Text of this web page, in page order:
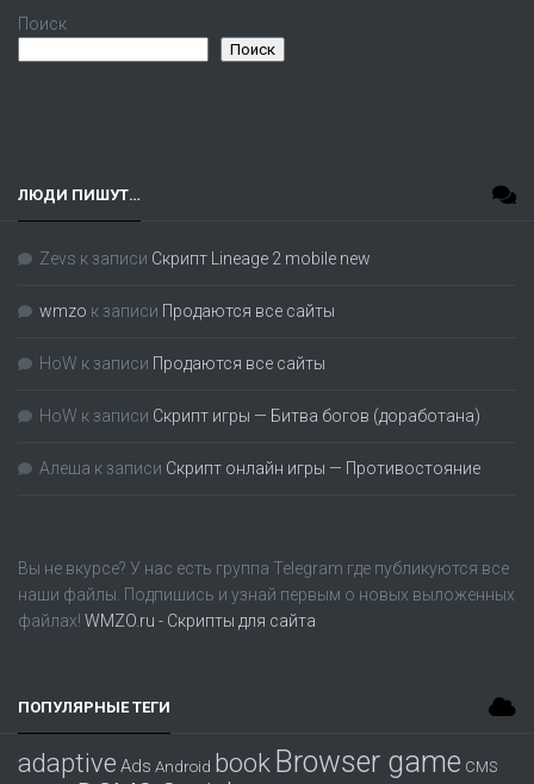
Поиск
Поиск
ЛЮДИ ПИШУТ…
Zevs к записи Скрипт Lineage 2 mobile new
wmzo к записи Продаются все сайты
HoW к записи Продаются все сайты
HoW к записи Скрипт игры — Битва богов (доработана)
Алеша к записи Скрипт онлайн игры — Противостояние
Вы не вкурсе? У нас есть группа Telegram где публикуются все
наши файлы. Подпишись и узнай первым о новых выложенных
файлах! WMZO.ru - Скрипты для сайта
ПОПУЛЯРНЫЕ ТЕГИ
adaptive Ads Android book Browser game CMS